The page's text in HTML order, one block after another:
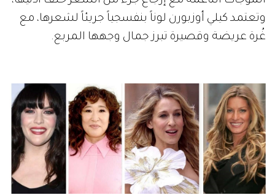
وتعتمد كيلي أوزبورن لوناً بنفسجياً جريئاً لشعرها، مع
غُرة عريضة وقصيرة تبرز جمال وجهها المربع.